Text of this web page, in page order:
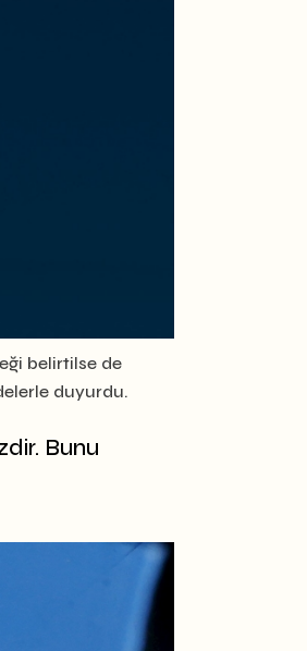
belirtilse de
duyurdu.
Bunu